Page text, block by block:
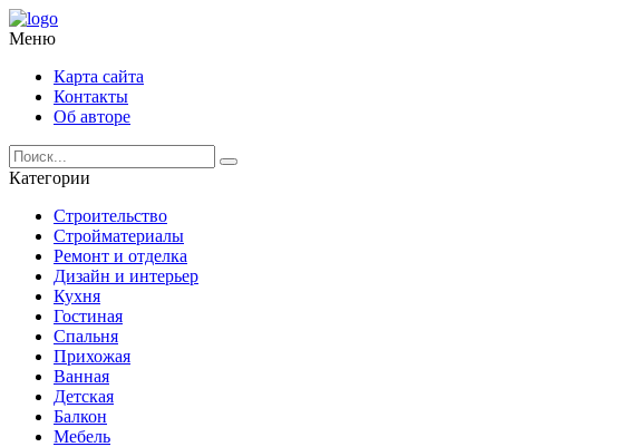
Меню
Карта сайта
Контакты
Об авторе
Категории
Строительство
Стройматериалы
Ремонт и отделка
Дизайн и интерьер
Кухня
Гостиная
Спальня
Прихожая
Ванная
Детская
Балкон
Мебель